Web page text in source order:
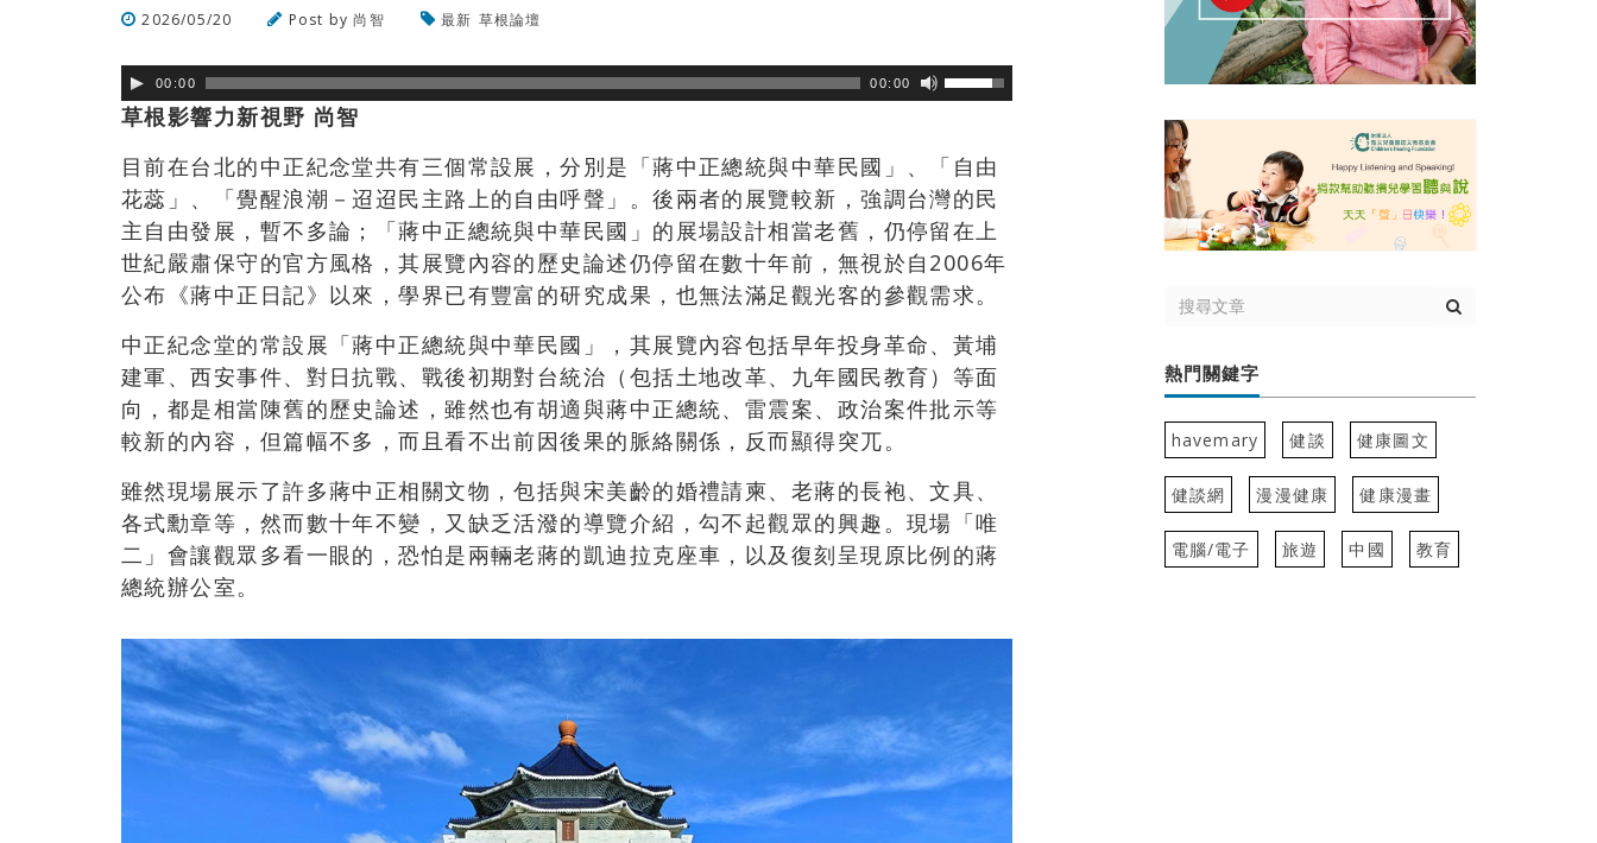
2026/05/20 Post by尚智 最新 草根論壇
00:00 00:00
草根影響力新視野 尚智
目前在台北的中正紀念堂共有三個常設展，分別是「蔣中正總統與中華民國」、「自由
花蕊」、「覺醒浪潮－迢迢民主路上的自由呼聲」。後兩者的展覽較新，強調台灣的民
主自由發展，暫不多論；「蔣中正總統與中華民國」的展場設計相當老舊，仍停留在上
世紀嚴肅保守的官方風格，其展覽內容的歷史論述仍停留在數十年前，無視於自2006年
公布《蔣中正日記》以來，學界已有豐富的研究成果，也無法滿足觀光客的參觀需求。
中正紀念堂的常設展「蔣中正總統與中華民國」，其展覽內容包括早年投身革命、黃埔
建軍、西安事件、對日抗戰、戰後初期對台統治（包括土地改革、九年國民教育）等面
向，都是相當陳舊的歷史論述，雖然也有胡適與蔣中正總統、雷震案、政治案件批示等
較新的內容，但篇幅不多，而且看不出前因後果的脈絡關係，反而顯得突兀。
雖然現場展示了許多蔣中正相關文物，包括與宋美齡的婚禮請柬、老蔣的長袍、文具、
各式勳章等，然而數十年不變，又缺乏活潑的導覽介紹，勾不起觀眾的興趣。現場「唯
二」會讓觀眾多看一眼的，恐怕是兩輛老蔣的凱迪拉克座車，以及復刻呈現原比例的蔣
總統辦公室。
熱門關鍵字
havemary 健談 健康圖文
健談網 漫漫健康 健康漫畫
電腦/電子 旅遊 中國 教育